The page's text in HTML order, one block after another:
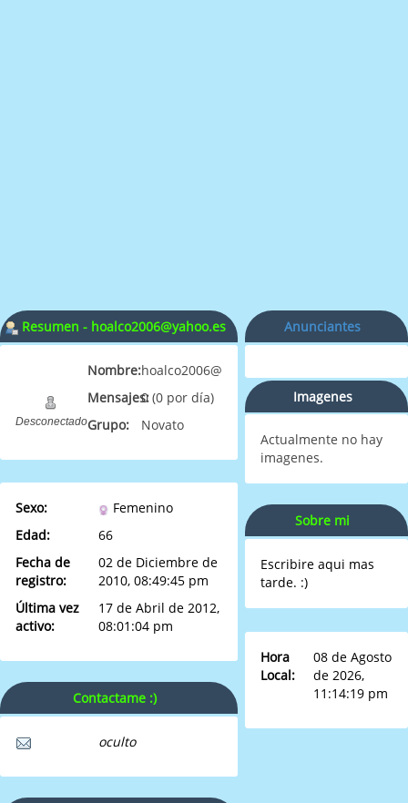
Resumen - hoalco2006@yahoo.es
Desconectado
Nombre:hoalco2006@yahoo.es
Mensajes:0 (0 por día)
Grupo:
Novato
Sexo:
Femenino
Edad:
66
Fecha de
registro:
02 de Diciembre de
2010, 08:49:45 pm
Última vez
activo:
17 de Abril de 2012,
08:01:04 pm
Contactame :)
oculto
Anunciantes
Imagenes
Actualmente no hay
imagenes.
Sobre mi
Escribire aqui mas
tarde. :)
Hora
Local:
08 de Agosto
de 2026,
11:14:19 pm